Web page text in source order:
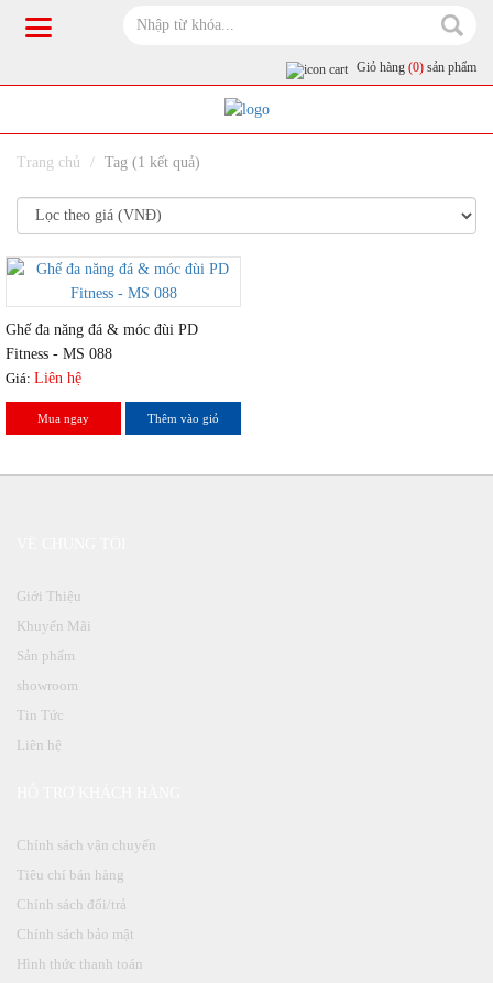
Giỏ hàng (0) sản phẩm
Trang chủ Tag (1 kết quả)
Ghế đa năng đá & móc đùi PD
Fitness - MS 088
Giá: Liên hệ
Mua ngay Thêm vào giỏ
Giới Thiệu
Khuyến Mãi
Sản phẩm
showroom
Tin Tức
Liên hệ
Chính sách vận chuyển
Tiêu chí bán hàng
Chính sách đổi/trả
Chính sách bảo mật
Hình thức thanh toán